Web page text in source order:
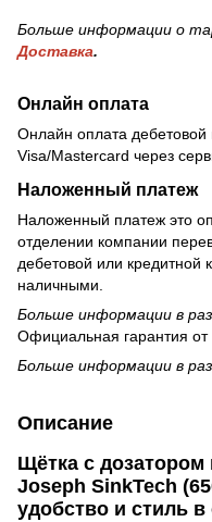
Больше информации о
Доставка.
Онлайн оплата
Онлайн оплата дебетовой
Visa/Mastercard через
Наложенный платеж
Наложенный платеж это
отделении компании
дебетовой или кредитной
наличными.
Больше информации в
Официальная гарантия от
Больше информации в
Описание
Щётка с дозатором
Joseph SinkTech
удобство и стиль